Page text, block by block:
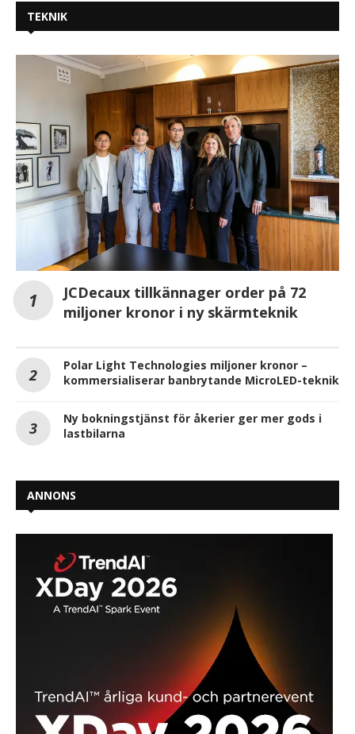
TEKNIK
JCDecaux tillkännager order på 72
miljoner kronor i ny skärmteknik
Polar Light Technologies miljoner kronor –
kommersialiserar banbrytande MicroLED-teknik
Ny bokningstjänst för åkerier ger mer gods i
lastbilarna
ANNONS